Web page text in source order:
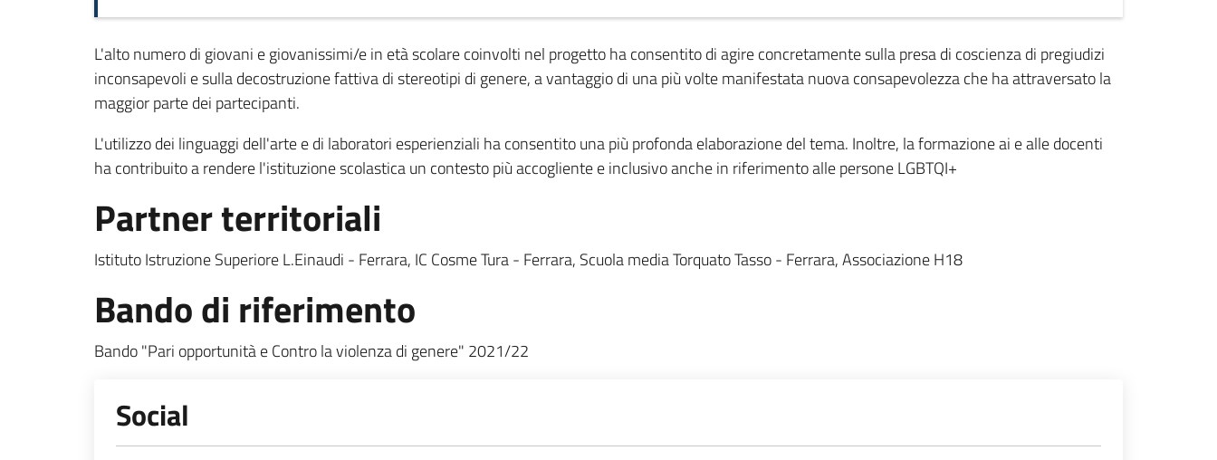
L'alto numero di giovani e giovanissimi/e in età scolare coinvolti nel progetto ha consentito di agire concretamente sulla presa di coscienza di pregiudizi
inconsapevoli e sulla decostruzione fattiva di stereotipi di genere, a vantaggio di una più volte manifestata nuova consapevolezza che ha attraversato la
maggior parte dei partecipanti.
L'utilizzo dei linguaggi dell'arte e di laboratori esperienziali ha consentito una più profonda elaborazione del tema. Inoltre, la formazione ai e alle docenti
ha contribuito a rendere l'istituzione scolastica un contesto più accogliente e inclusivo anche in riferimento alle persone LGBTQI+
Partner territoriali
Istituto Istruzione Superiore L.Einaudi - Ferrara, IC Cosme Tura - Ferrara, Scuola media Torquato Tasso - Ferrara, Associazione H18
Bando di riferimento
Bando "Pari opportunità e Contro la violenza di genere" 2021/22
Social